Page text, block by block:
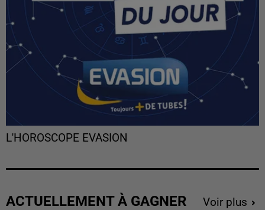
L'HOROSCOPE EVASION
ACTUELLEMENT À GAGNER Voir plus